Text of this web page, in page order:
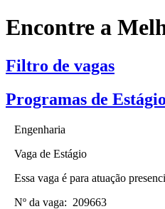
Encontre a
Filtro de vagas
Programas de Estágio
Engenharia
Vaga de Estágio
Essa vaga é para atuação
Nº da vaga: 209663